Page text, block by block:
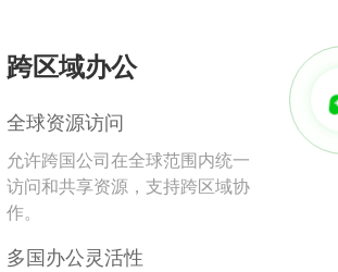
跨区域办公
全球资源访问
允许跨国公司在全球范围内统一
访问和共享资源，支持跨区域协
作。
多国办公灵活性